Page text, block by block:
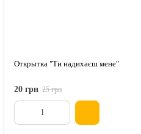
Открытка "Ти надихаєш мене"
20 грн 25 грн